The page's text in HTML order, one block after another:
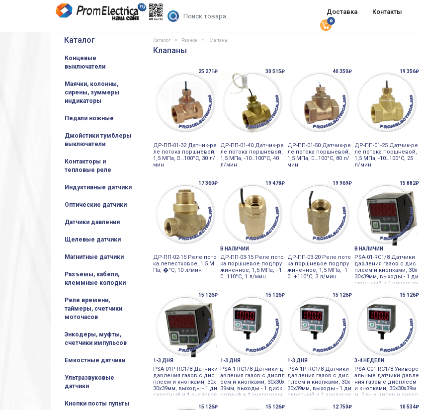
Доставка Контакты
0
Каталог
Концевые
выключатели
Маячки, колонны,
сирены, зуммеры
индикаторы
Педали ножные
Джойстики тумблеры
выключатели
Контакторы и
тепловые реле
Индуктивные датчики
Оптические датчики
Датчики давления
Щелевые датчики
Магнитные датчики
Разъемы, кабели,
клеммные колодки
Реле времени,
таймеры, счетчики
моточасов
Энкодеры, муфты,
счетчики импульсов
Емкостные датчики
Ультразвуковые
датчики
Кнопки посты пульты
Каталог Разное Клапаны
Клапаны
25 271₽
ДР-ПП-01-32 Датчик-ре
ле потока поршневой,
1,5 МПа, 󔼒…100°С, 30 л/
мин
30 515₽
ДР-ПП-01-40 Датчик-ре
ле потока поршневой,
1,5 МПа, -10…100°С, 40
л/мин
40 350₽
ДР-ПП-01-50 Датчик-ре
ле потока поршневой,
1,5 МПа, 󔼒…100°С, 80 л/
мин
19 356₽
ДР-ПП-01-25 Датчик-ре
ле потока поршневой,
1,5 МПа, -10…100°С, 25
л/мин
17 360₽
ДР-ПП-02-15 Реле пото
ка лепестковое, 1,5 М
Па, �°С, 10 л/мин
19 478₽
В НАЛИЧИИ
ДР-ПП-03-15 Реле пото
ка поршневое подпру
жиненное, 1,5 МПа, −1
0…110°С, 1 л/мин
19 969₽
ДР-ПП-03-20 Реле пото
ка поршневое подпру
жиненное, 1,5 МПа, -1
0…+110°С, 3 л/мин
15 882₽
В НАЛИЧИИ
PSA-01-RC1/8 Датчики
давления газов с дис
плеем и кнопками, 30х
30х39мм, выходы - 1 ди
скретный и 1 аналогов
15 126₽
1-3 ДНЯ
PSA-01P-RC1/8 Датчики
давления газов с дис
плеем и кнопками, 30х
30х39мм, выходы - 1 ди
скретный и 1 аналогов
15 126₽
1-3 ДНЯ
PSA-1-RC1/8 Датчики д
авления газов с диспл
еем и кнопками, 30х30х
39мм, выходы - 1 диск
ретный и 1 аналоговы
15 126₽
1-3 ДНЯ
PSA-1P-RC1/8 Датчики
давления газов с дис
плеем и кнопками, 30х
30х39мм, выходы - 1 ди
скретный и 1 аналогов
15 126₽
3-4 НЕДЕЛИ
PSA-C01-RC1/8 Универс
альные датчики давле
ния газов с дисплеем
и кнопками, 30х30х39м
м, 2 вых дискр и анало
15 126₽ 15 126₽ 12 750₽ 10 534₽